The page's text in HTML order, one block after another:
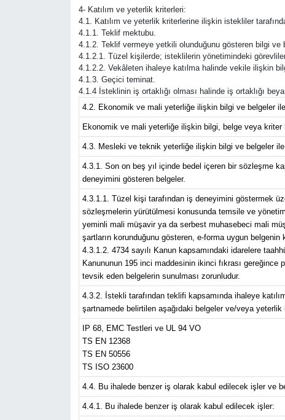
4- Katılım ve yeterlik kriterleri:
4.1. Katılım ve yeterlik kriterlerine ilişkin istekliler
4.1.1. Teklif mektubu.
4.1.2. Teklif vermeye yetkili olunduğunu gösteren bilgi ve
4.1.2.1. Tüzel kişilerde; isteklilerin yönetimindeki
4.1.2.2. Vekâleten ihaleye katılma halinde vekile ilişkin
4.1.3. Geçici teminat.
4.1.4 İsteklinin iş ortaklığı olması halinde iş ortaklığı
4.2. Ekonomik ve mali yeterliğe ilişkin bilgi ve belgeler
Ekonomik ve mali yeterliğe ilişkin bilgi, belge veya kriter
4.3. Mesleki ve teknik yeterliğe ilişkin bilgi ve belgeler ile
4.3.1. Son on beş yıl içinde bedel içeren bir sözleşme
deneyimini gösteren belgeler.
4.3.1.1. Tüzel kişi tarafından iş deneyimini göstermek
sözleşmelerin yürütülmesi konusunda temsile ve
yeminli mali müşavir ya da serbest muhasebeci mali
şartların korunduğunu gösteren, e-forma uygun belgenin
4.3.1.2. 4734 sayılı Kanun kapsamındaki idarelere
Kanununun 195 inci maddesinin ikinci fıkrası
tevsik eden belgelerin sunulması zorunludur.
4.3.2. İstekli tarafından teklifi kapsamında ihaleye
şartnamede belirtilen aşağıdaki belgeler ve/veya yeterlik
IP 68, EMC Testleri ve UL 94 VO
TS EN 12368
TS EN 50556
TS ISO 23600
4.4. Bu ihalede benzer iş olarak kabul edilecek işler ve
4.4.1. Bu ihalede benzer iş olarak kabul edilecek işler:
Resmi İlanlar